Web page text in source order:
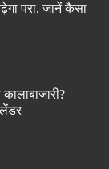
परा, जानें कैसा